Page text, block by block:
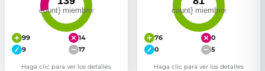
99
14
9
17
Haga clic para ver los detalles
76
0
0
5
Haga clic para ver los detalles